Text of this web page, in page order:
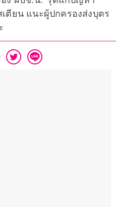
ตียน แนะผู้ปกครองส่งบุตร